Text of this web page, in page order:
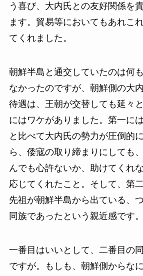
う喜び、大内氏との友好関係を
ます。貿易等においてもあれこ
てくれました。
朝鮮半島と通交していたのは何
なかったのですが、朝鮮側の大
待遇は、王朝が交替しても延々
にはワケがありました。第一に
と比べて大内氏の勢力が圧倒的
ら、倭寇の取り締まりにしても
んでも心許ないか、助けてくれ
応じてくれたこと。そして、第
先祖が朝鮮半島から出ている、
同族であったという親近感です。
一番目はいいとして、二番目の
ですが。もしも、朝鮮側からな